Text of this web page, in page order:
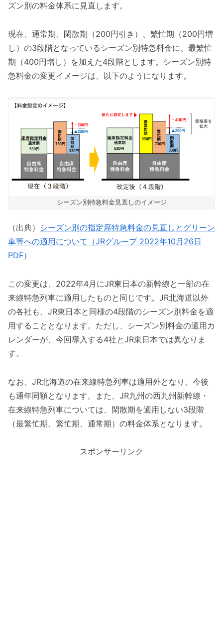
ズン別の料金体系に見直します。
現在、通常期、閑散期（200円引き）、繁忙期（200円増
し）の3段階となっているシーズン別特急料金に、最繁忙
期（400円増し）を加えた4段階とします。シーズン別特
急料金の変更イメージは、以下のようになります。
シーズン別特急料金見直しのイメージ
（出典） シーズン別の指定席特急料金の見直しとグリーン
車等への適用について（JRグループ 2022年10月26日
PDF）
この変更は、2022年4月にJR東日本の新幹線と一部の在
来線特急列車に適用したものと同じです。JR北海道以外
の各社も、JR東日本と同様の4段階のシーズン別料金を適
用することとなります。ただし、シーズン別料金の適用カ
レンダーが、今回導入する4社とJR東日本では異なりま
す。
なお、JR北海道の在来線特急列車は適用外となり、今後
も通年同額となります。また、JR九州の西九州新幹線・
在来線特急列車については、閑散期を適用しない3段階
（最繁忙期、繁忙期、通常期）の料金体系となります。
スポンサーリンク